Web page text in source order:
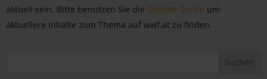
aktuell sein. Bitte benutzen Sie die Globale Suche um
aktuellere Inhalte zum Thema auf wwf.at zu finden.